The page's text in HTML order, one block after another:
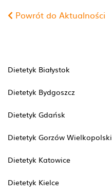
Powrót do Aktualności
Dietetyk Białystok
Dietetyk Bydgoszcz
Dietetyk Gdańsk
Dietetyk Gorzów Wielkopolski
Dietetyk Katowice
Dietetyk Kielce